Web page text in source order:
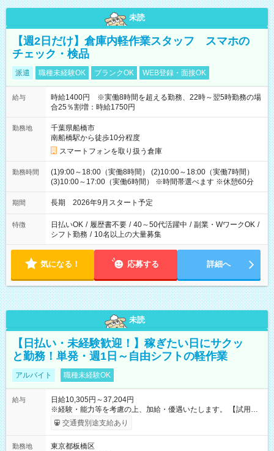
未読
【週2日だけ】倉庫内軽作業スタッフ スマホの
チェック・検品
派遣 職種未経験OK ブランクOK WEB登録・面接OK
給与
時給1400円 ※実働8時間を超える勤務、22時～翌5時勤務の場
合25％割増：時給1750円
勤務地
千葉県船橋市
南船橋駅から徒歩10分程度
スマートフォンを取り扱う倉庫
勤務時間
(1)9:00～18:00（実働8時間） (2)10:00～18:00（実働7時間）
(3)10:00～17:00（実働6時間） ※時間帯選べます ※休憩60分
期間 長期 2026年9月スタート予定
特徴 日払いOK / 履歴書不要 / 40～50代活躍中 / 副業・WワークOK /
シフト勤務 / 10名以上の大量募集
気になる！ 応募する 詳細へ
未読
【日払い・未経験歓迎！】稼ぎたい日にサクッ
と勤務！単発・週1日～自由シフトの軽作業
アルバイト 職種未経験OK
給与
日給10,305円～37,204円
※経験・能力等を考慮の上、加給・優遇いたします。 【試用期
間】試用期間なし
交通費別途支給あり
勤務地
東京都板橋区